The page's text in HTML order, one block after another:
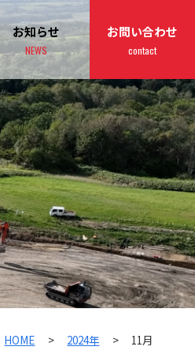
お知らせ
NEWS
お問い合わせ
contact
HOME > 2024年 > 11月